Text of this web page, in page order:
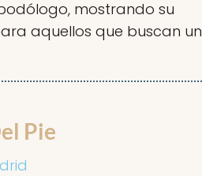
mostrando su
aquellos que buscan un
Pie